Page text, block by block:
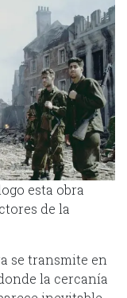
esta obra
de la
se transmite en
la cercanía